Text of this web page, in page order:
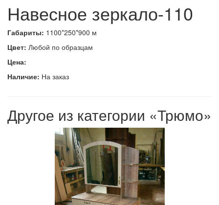
Навесное зеркало-110
Габариты: 1100*250*900 м
Цвет: Любой по образцам
Цена:
Наличие: На заказ
Другое из категории «Трюмо»